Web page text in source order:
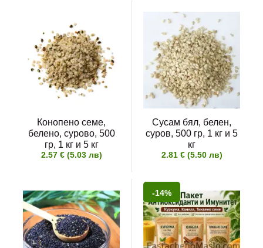
Конопено семе,
белено, сурово, 500
гр, 1 кг и 5 кг
2.57 € (5.03 лв)
Сусам бял, белен,
суров, 500 гр, 1 кг и 5
кг
2.81 € (5.50 лв)
-14%